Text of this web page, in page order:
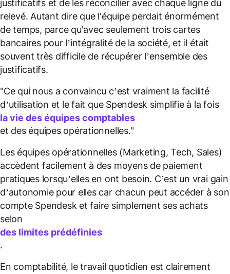
justificatifs et de les réconcilier avec chaque ligne du
relevé. Autant dire que l'équipe perdait énormément
de temps, parce qu'avec seulement trois cartes
bancaires pour l’intégralité de la société, et il était
souvent très difficile de récupérer l’ensemble des
justificatifs.
"Ce qui nous a convaincu c’est vraiment la facilité
d’utilisation et le fait que Spendesk simplifie à la fois
la vie des équipes comptables
et des équipes opérationnelles."
Les équipes opérationnelles (Marketing, Tech, Sales)
accèdent facilement à des moyens de paiement
pratiques lorsqu’elles en ont besoin. C’est un vrai gain
d’autonomie pour elles car chacun peut accéder à son
compte Spendesk et faire simplement ses achats
selon
des limites prédéfinies
.
En comptabilité, le travail quotidien est clairement